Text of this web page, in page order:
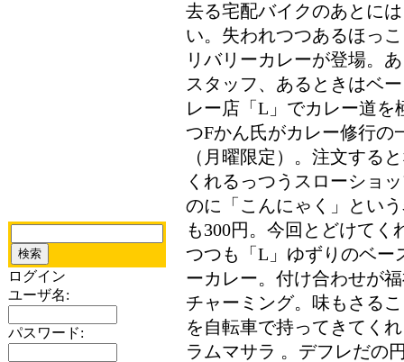
ログイン
ユーザ名:
パスワード:
去る宅配バイクのあとに
い。失われつつあるほっ
リバリーカレーが登場。
スタッフ、あるときはベ
レー店「L」でカレー道を
つFかん氏がカレー修行の
（月曜限定）。注文する
くれるっつうスローショ
のに「こんにゃく」とい
も300円。今回とどけて
つつも「L」ゆずりのベー
ーカレー。付け合わせが
チャーミング。味もさる
を自転車で持ってきてく
ラムマサラ 。デフレだの